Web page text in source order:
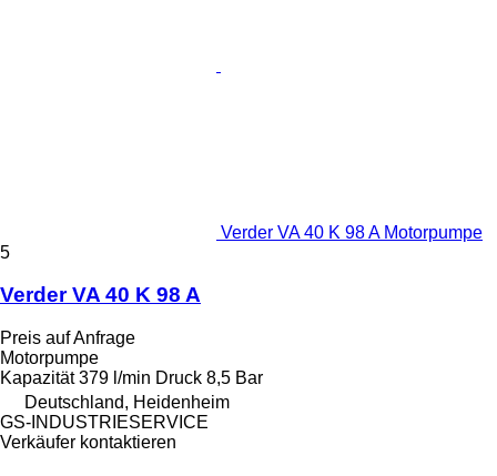
Verder VA 40 K 98 A Motorpumpe
5
Verder VA 40 K 98 A
Preis auf Anfrage
Motorpumpe
Kapazität 379 l/min Druck 8,5 Bar
Deutschland, Heidenheim
GS-INDUSTRIESERVICE
Verkäufer kontaktieren